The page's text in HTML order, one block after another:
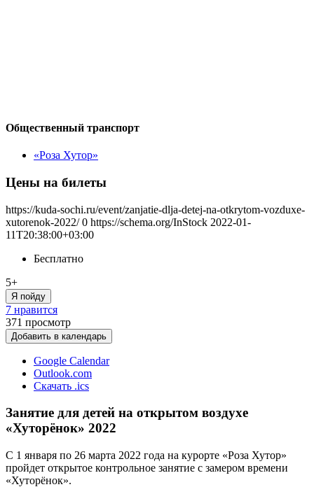
Общественный транспорт
«Роза Хутор»
Цены на билеты
https://kuda-sochi.ru/event/zanjatie-dlja-detej-na-otkrytom-vozduxe-
xutorenok-2022/ 0 https://schema.org/InStock 2022-01-
11T20:38:00+03:00
Бесплатно
5+
Я пойду
7 нравится
371 просмотр
Добавить в календарь
Google Calendar
Outlook.com
Скачать .ics
Занятие для детей на открытом воздухе
«Хуторёнок» 2022
С 1 января по 26 марта 2022 года на курорте «Роза Хутор»
пройдет открытое контрольное занятие с замером времени
«Хуторёнок».